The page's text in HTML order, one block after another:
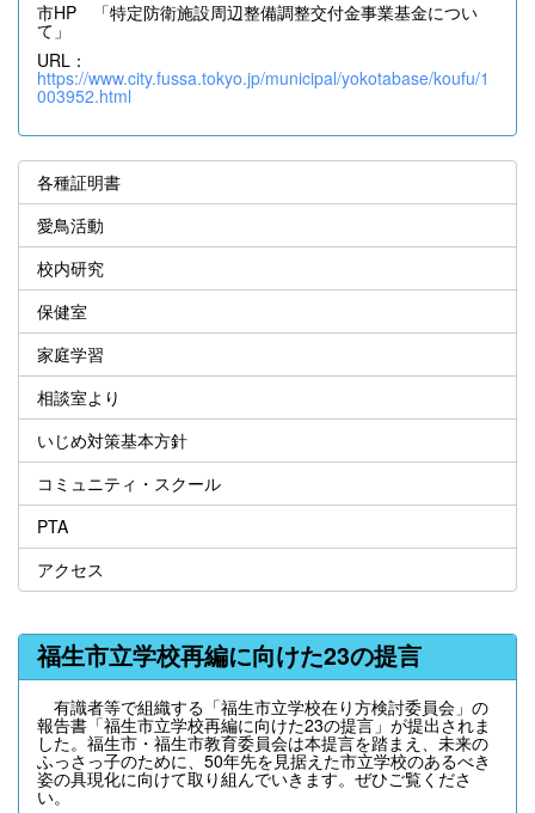
市HP 「特定防衛施設周辺整備調整交付金事業基金につい
て」
URL：
https://www.city.fussa.tokyo.jp/municipal/yokotabase/koufu/1
003952.html
各種証明書
愛鳥活動
校内研究
保健室
家庭学習
相談室より
いじめ対策基本方針
コミュニティ・スクール
PTA
アクセス
福生市立学校再編に向けた23の提言
有識者等で組織する「福生市立学校在り方検討委員会」の
報告書「福生市立学校再編に向けた23の提言」が提出されま
した。福生市・福生市教育委員会は本提言を踏まえ、未来の
ふっさっ子のために、50年先を見据えた市立学校のあるべき
姿の具現化に向けて取り組んでいきます。ぜひご覧くださ
い。